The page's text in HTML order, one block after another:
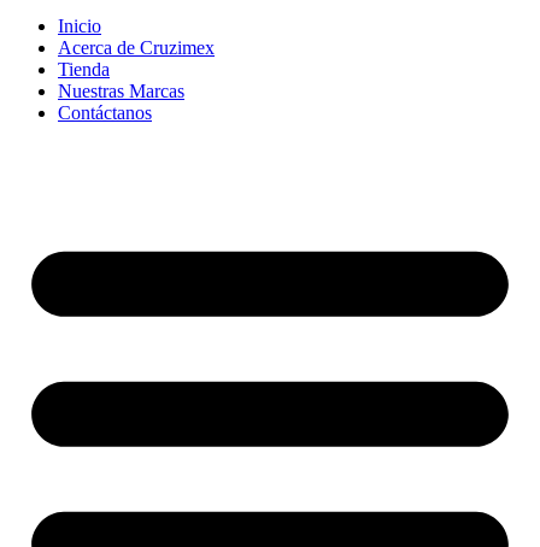
Inicio
Acerca de Cruzimex
Tienda
Nuestras Marcas
Contáctanos